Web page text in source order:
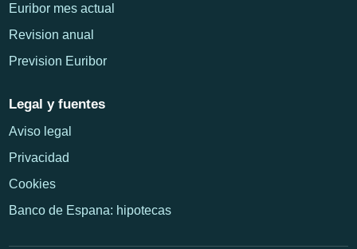
Euribor mes actual
Revision anual
Prevision Euribor
Legal y fuentes
Aviso legal
Privacidad
Cookies
Banco de Espana: hipotecas